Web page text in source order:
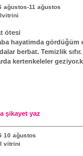
ağustos-11 ağustos
ötesi
hayatimda
berbat. Temizlik
kertenkeleler
şikayet yaz
10 ağustos
vitrini